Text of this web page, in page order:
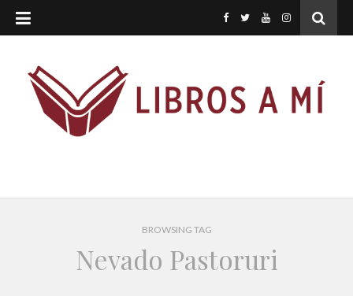
BROWSING TAG
Nevado Pastoruri